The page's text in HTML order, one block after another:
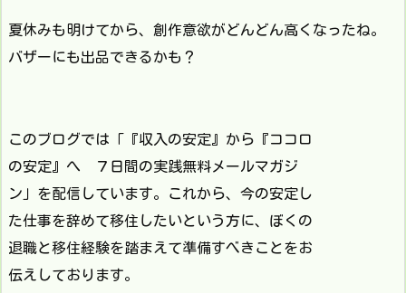
夏休みも明けてから、創作意欲がどんどん高くなったね。
バザーにも出品できるかも？
このブログでは「『収入の安定』から『ココロ
の安定』へ ７日間の実践無料メールマガジ
ン」を配信しています。これから、今の安定し
た仕事を辞めて移住したいという方に、ぼくの
退職と移住経験を踏まえて準備すべきことをお
伝えしております。